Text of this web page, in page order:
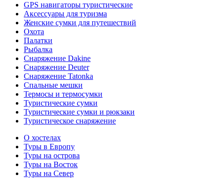
GPS навигаторы туристические
Аксессуары для туризма
Женские сумки для путешествий
Охота
Палатки
Рыбалка
Снаряжение Dakine
Снаряжение Deuter
Снаряжение Tatonka
Спальные мешки
Термосы и термосумки
Туристические сумки
Туристические сумки и рюкзаки
Туристическое снаряжение
О хостелах
Туры в Европу
Туры на острова
Туры на Восток
Туры на Север